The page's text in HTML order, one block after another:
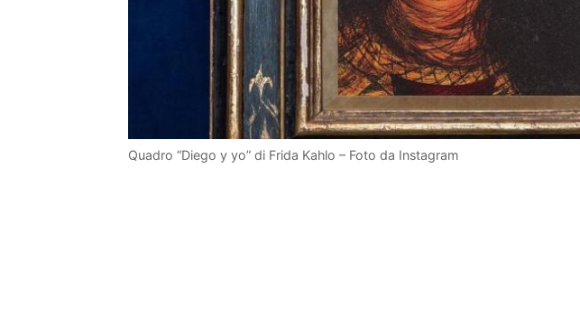
Quadro “Diego y yo” di Frida Kahlo – Foto da Instagram